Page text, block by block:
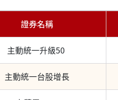
證券名稱
主動統一升級50
主動統一台股增長